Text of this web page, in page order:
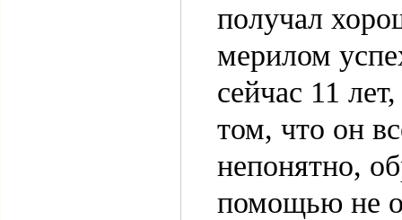
получал
мерилом
сейчас 11
том, что он
непонятно,
помощью не